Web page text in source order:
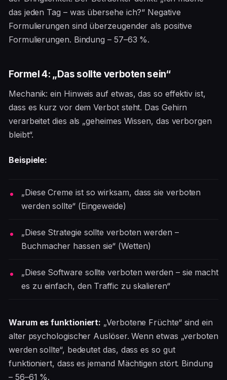
das jeden Tag – was übersehe ich?“ Negative
Formulierungen sind überzeugender als positive
Formulierungen. Bindung – 57–63 %.
Formel 4: „Das sollte verboten sein“
Mechanik: ein Hinweis auf etwas, das so effektiv ist,
dass es kurz vor dem Verbot steht. Das Gehirn
verarbeitet dies als „geheimes Wissen, das verborgen
bleibt“.
Beispiele:
„Diese Creme ist so wirksam, dass sie verboten
werden sollte“ (Eingeweide)
„Diese Strategie sollte verboten werden –
Buchmacher hassen sie“ (Wetten)
„Diese Software sollte verboten werden – sie macht
es zu einfach, den Traffic zu skalieren“
Warum es funktioniert: „Verbotene Früchte“ sind ein
alter psychologischer Auslöser. Wenn etwas „verboten
werden sollte“, bedeutet das, dass es so gut
funktioniert, dass es jemand Mächtigen stört. Bindung
– 56–61 %.